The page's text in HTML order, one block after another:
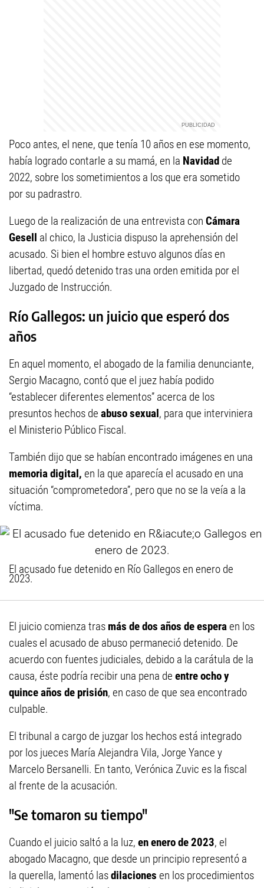
Poco antes, el nene, que tenía 10 años en ese momento,
había logrado contarle a su mamá, en la Navidad de
2022, sobre los sometimientos a los que era sometido
por su padrastro.
Luego de la realización de una entrevista con Cámara
Gesell al chico, la Justicia dispuso la aprehensión del
acusado. Si bien el hombre estuvo algunos días en
libertad, quedó detenido tras una orden emitida por el
Juzgado de Instrucción.
Río Gallegos: un juicio que esperó dos
años
En aquel momento, el abogado de la familia denunciante,
Sergio Macagno, contó que el juez había podido
“establecer diferentes elementos” acerca de los
presuntos hechos de abuso sexual, para que interviniera
el Ministerio Público Fiscal.
También dijo que se habían encontrado imágenes en una
memoria digital, en la que aparecía el acusado en una
situación “comprometedora”, pero que no se la veía a la
víctima.
El acusado fue detenido en Río Gallegos en enero de
2023.
El juicio comienza tras más de dos años de esperaen los
cuales el acusado de abuso permaneció detenido. De
acuerdo con fuentes judiciales, debido a la carátula de la
causa, éste podría recibir una pena de entre ocho y
quince años de prisión, en caso de que sea encontrado
culpable.
El tribunal a cargo de juzgar los hechos está integrado
por los jueces María Alejandra Vila, Jorge Yance y
Marcelo Bersanelli. En tanto, Verónica Zuvic es la fiscal
al frente de la acusación.
"Se tomaron su tiempo"
Cuando el juicio saltó a la luz, en enero de 2023, el
abogado Macagno, que desde un principio representó a
la querella, lamentó lasdilaciones en los procedimientos